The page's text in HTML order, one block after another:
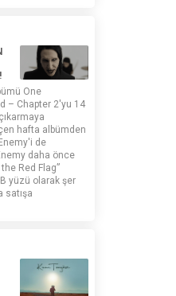
One
– Chapter 2'yu 14
hafta albümden
de
daha önce
Red Flag”
yüzü olarak şer
satışa